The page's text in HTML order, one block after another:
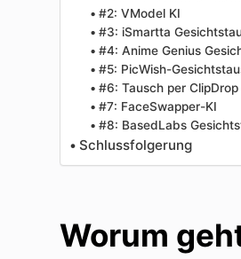
#2: VModel KI
#3: iSmartta
#4: Anime Genius
#5: PicWish-
#6: Tausch per ClipDrop
#7: FaceSwapper-KI
#8: BasedLabs
Schlussfolgerung
Worum